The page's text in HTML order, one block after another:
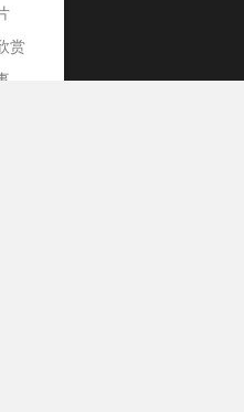
赏